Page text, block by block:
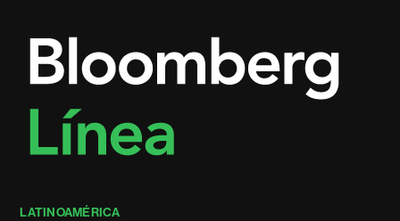
LATINOAMÉRICA